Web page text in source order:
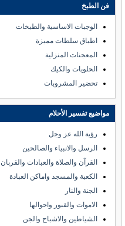
فن الطبخ
الوجبات الاساسية والطبخات
اطباق سلطات مميزة
المعجنات المنزلية
الحلويات والكيك
تحضير المشروبات
مواضيع تفسير الأحلام
رؤية الله عز وجل
الرسل والانبياء والصالحين
القرآن والصلاة والعبادات والقربان
الكعبة والمسجد واماكن العبادة
الجنة والنار
الاموات والقبور واحوالها
الشياطين والاشباح والجن